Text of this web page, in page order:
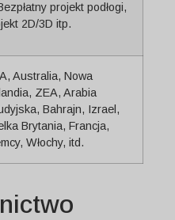
projekt podłogi,
2D/3D itp.
Australia, Nowa
ZEA, Arabia
Bahrajn, Izrael,
Brytania, Francja,
Włochy, itd.